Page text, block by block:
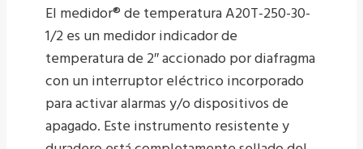
El medidor® de temperatura A20T-250-30-
1/2 es un medidor indicador de
temperatura de 2″ accionado por diafragma
con un interruptor eléctrico incorporado
para activar alarmas y/o dispositivos de
apagado. Este instrumento resistente y